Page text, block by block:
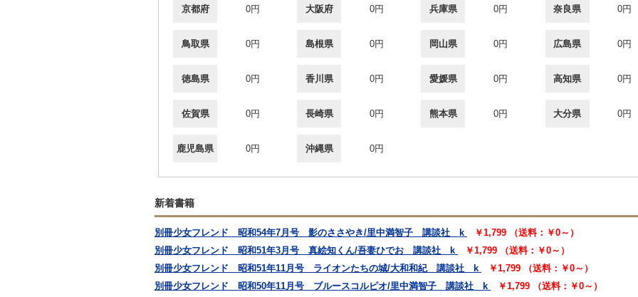
京都府 0円 大阪府 0円 兵庫県 0円 奈良県 0円
鳥取県 0円 島根県 0円 岡山県 0円 広島県 0円
徳島県 0円 香川県 0円 愛媛県 0円 高知県 0円
佐賀県 0円 長崎県 0円 熊本県 0円 大分県 0円
鹿児島県 0円 沖縄県 0円
新着書籍
別冊少女フレンド 昭和54年7月号 影のささやき/里中満智子 講談社 k
￥1,799 （送料：￥0～）
別冊少女フレンド 昭和51年3月号 真絵知くん/吾妻ひでお 講談社 k
￥1,799 （送料：￥0～）
別冊少女フレンド 昭和51年11月号 ライオンたちの城/大和和紀 講談社 k
￥1,799 （送料：￥0～）
別冊少女フレンド 昭和50年11月号 ブルースコルピオ/里中満智子 講談社 k
￥1,799 （送料：￥0～）